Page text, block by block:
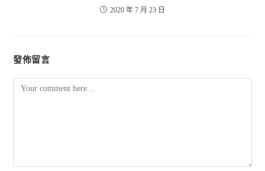
2020 年 7 月 23 日
發佈留言
Comment